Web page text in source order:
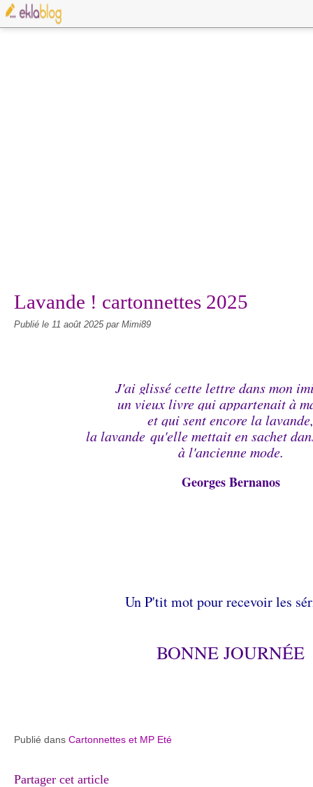
Lavande ! cartonnettes 2025
Publié le 11 août 2025 par Mimi89
J'ai glissé cette lettre dans mon
un vieux livre qui appartenait à
et qui sent encore la lavande,
la lavande qu'elle mettait en sachet
à l'ancienne mode.
Georges Bernanos
Un P'tit mot pour recevoir les
BONNE JOURNÉE
Publié dans Cartonnettes et MP Eté
Partager cet article